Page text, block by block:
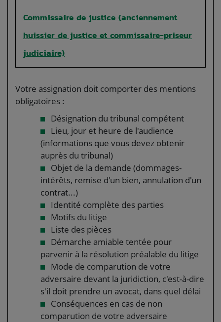
Commissaire de justice (anciennement
huissier de justice et commissaire-priseur
judiciaire)
Votre assignation doit comporter des mentions
obligatoires :
Désignation du tribunal compétent
Lieu, jour et heure de l'audience
(informations que vous devez obtenir
auprès du tribunal)
Objet de la demande (dommages-
intérêts, remise d'un bien, annulation d'un
contrat...)
Identité complète des parties
Motifs du litige
Liste des pièces
Démarche amiable tentée pour
parvenir à la résolution préalable du litige
Mode de comparution de votre
adversaire devant la juridiction, c'est-à-dire
s'il doit prendre un avocat, dans quel délai
Conséquences en cas de non
comparution de votre adversaire